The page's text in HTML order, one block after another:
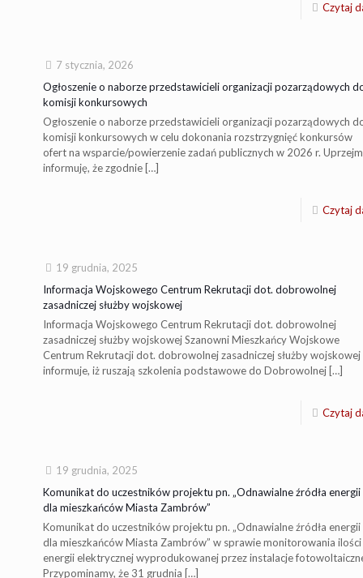
Czytaj
7 stycznia, 2026
Ogłoszenie o naborze przedstawicieli organizacji pozarządowych
komisji konkursowych
Ogłoszenie o naborze przedstawicieli organizacji pozarządowych
komisji konkursowych w celu dokonania rozstrzygnięć konkursów
ofert na wsparcie/powierzenie zadań publicznych w 2026 r.
informuję, że zgodnie […]
Czytaj
19 grudnia, 2025
Informacja Wojskowego Centrum Rekrutacji dot. dobrowolnej
zasadniczej służby wojskowej
Informacja Wojskowego Centrum Rekrutacji dot. dobrowolnej
zasadniczej służby wojskowej Szanowni Mieszkańcy Wojskowe
Centrum Rekrutacji dot. dobrowolnej zasadniczej służby wojskowej
informuje, iż ruszają szkolenia podstawowe do Dobrowolnej […]
Czytaj
19 grudnia, 2025
Komunikat do uczestników projektu pn. „Odnawialne źródła energii
dla mieszkańców Miasta Zambrów”
Komunikat do uczestników projektu pn. „Odnawialne źródła energii
dla mieszkańców Miasta Zambrów” w sprawie monitorowania ilości
energii elektrycznej wyprodukowanej przez instalacje
Przypominamy, że 31 grudnia […]